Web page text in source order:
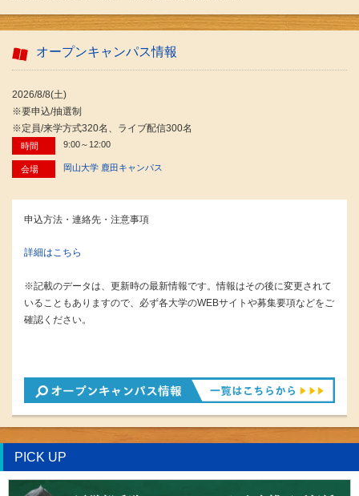
オープンキャンパス情報
2026/8/8(土)
※要申込/抽選制
※定員/来学方式320名、ライブ配信300名
時間 9:00～12:00
会場 岡山大学 鹿田キャンパス
申込方法・連絡先・注意事項
詳細はこちら
※記載のデータは、更新時の最新情報です。情報はその後に変更されて
いることもありますので、必ず各大学のWEBサイトや募集要項などをご
確認ください。
PICK UP